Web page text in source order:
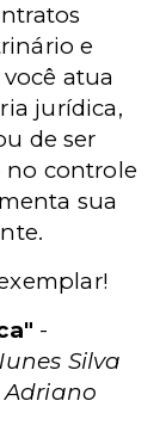
e
atua
jurídica,
de ser
no controle
sua
-
Silva
Adriano